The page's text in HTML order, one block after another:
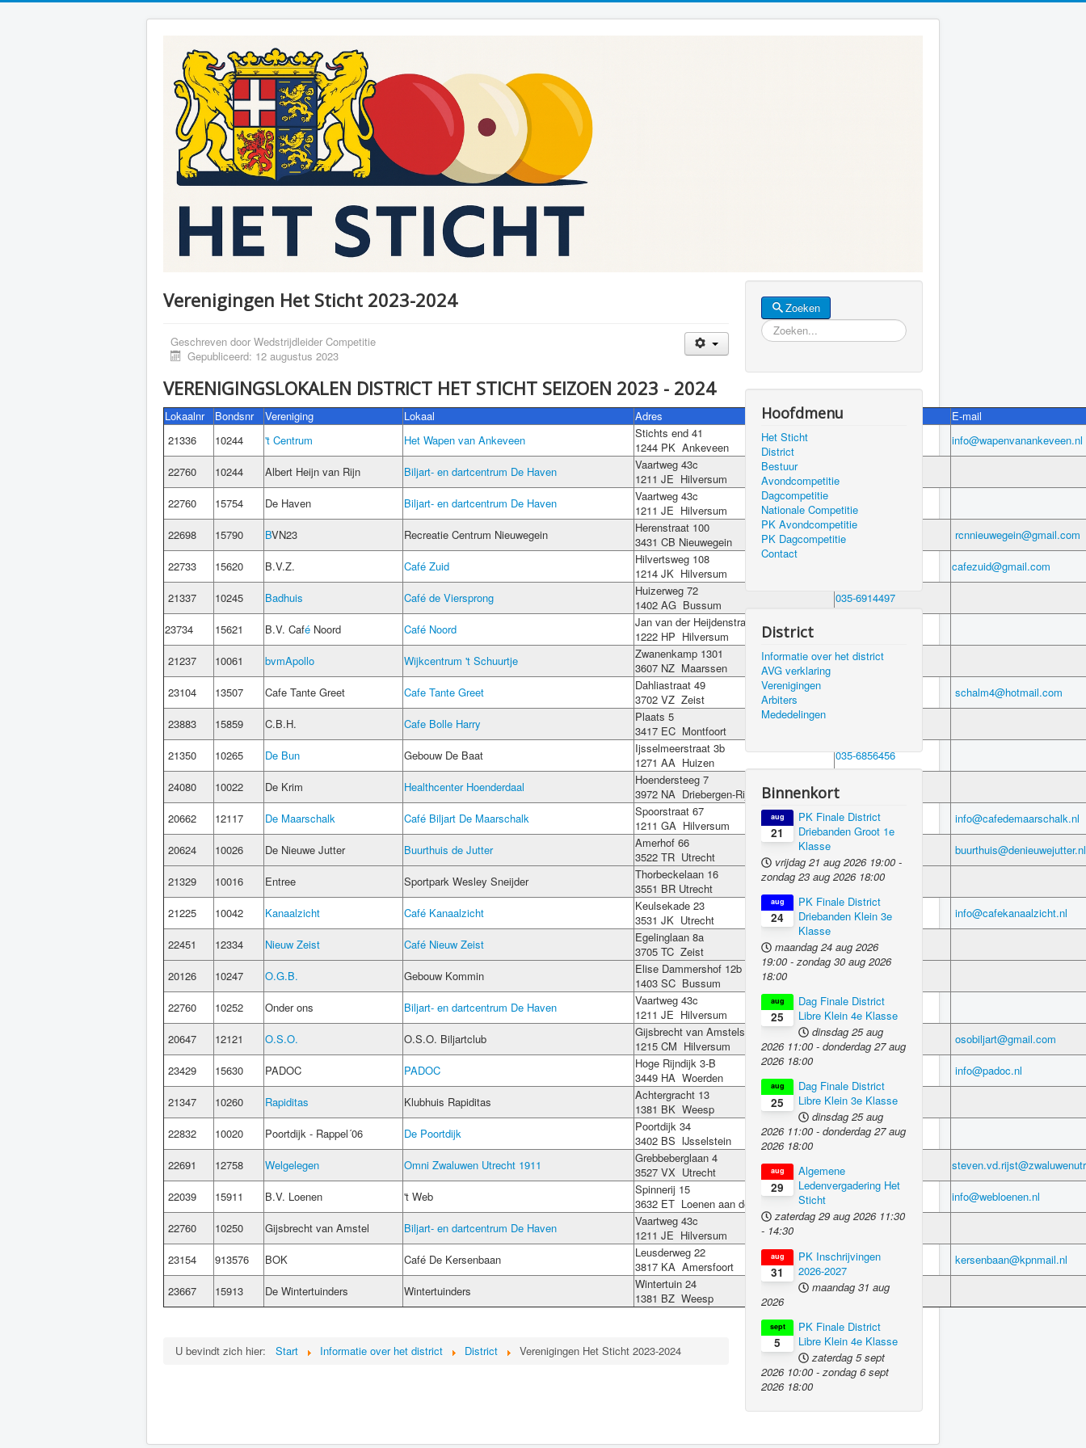
Verenigingen Het Sticht 2023-2024
Geschreven door Wedstrijdleider Competitie
Gepubliceerd: 12 augustus 2023
VERENIGINGSLOKALEN DISTRICT HET STICHT SEIZOEN 2023 - 2024
Lokaalnr Bondsnr Vereniging Lokaal Adres Telefoon
E-mail
21336
10244 't Centrum Het Wapen van Ankeveen
Stichts end 41
1244 PK Ankeveen
info@wapenvanankeveen.nl
22760 10244 Albert Heijn van Rijn Biljart- en dartcentrum De Haven
Vaartweg 43c
1211 JE Hilversum
22760 15754 De Haven Biljart- en dartcentrum De Haven
Vaartweg 43c
1211 JE Hilversum
22698 15790 BVN23 Recreatie Centrum Nieuwegein
Herenstraat 100
3431 CB Nieuwegein
06-48732111 rcnnieuwegein@gmail.com
22733 15620 B.V.Z. Café Zuid
Hilvertsweg 108
1214 JK Hilversum
cafezuid@gmail.com
21337 10245 Badhuis Café de Viersprong
Huizerweg 72
1402 AG Bussum
035-6914497
23734 15621 B.V. Café Noord Café Noord
Jan van der Heijdenstraat 9
1222 HP Hilversum
21237 10061 bvmApollo Wijkcentrum 't Schuurtje
Zwanenkamp 1301
3607 NZ Maarssen
0346-566600
23104 13507 Cafe Tante Greet Cafe Tante Greet
Dahliastraat 49
3702 VZ Zeist
schalm4@hotmail.com
23883 15859 C.B.H. Cafe Bolle Harry
Plaats 5
3417 EC Montfoort
21350 10265 De Bun Gebouw De Baat
Ijsselmeerstraat 3b
1271 AA Huizen
035-6856456
24080 10022 De Krim Healthcenter Hoenderdaal
Hoendersteeg 7
3972 NA Driebergen-Rijsenburg
0343-529333
20662 12117 De Maarschalk Café Biljart De Maarschalk
Spoorstraat 67
1211 GA Hilversum
035-6219853 info@cafedemaarschalk.nl
20624 10026 De Nieuwe Jutter Buurthuis de Jutter
Amerhof 66
3522 TR Utrecht
buurthuis@denieuwejutter.nl
21329 10016 Entree Sportpark Wesley Sneijder
Thorbeckelaan 16
3551 BR Utrecht
030-2443346
21225 10042 Kanaalzicht Café Kanaalzicht
Keulsekade 23
3531 JK Utrecht
030-2930066 info@cafekanaalzicht.nl
22451 12334 Nieuw Zeist Café Nieuw Zeist
Egelinglaan 8a
3705 TC Zeist
030-6958129
20126 10247 O.G.B. Gebouw Kommin
Elise Dammershof 12b
1403 SC Bussum
22760 10252 Onder ons Biljart- en dartcentrum De Haven
Vaartweg 43c
1211 JE Hilversum
035-6234481
20647 12121 O.S.O. O.S.O. Biljartclub
Gijsbrecht van Amstelstraat 299
1215 CM Hilversum
035-5446882 osobiljart@gmail.com
23429 15630 PADOC PADOC
Hoge Rijndijk 3-B
3449 HA Woerden
info@padoc.nl
21347 10260 Rapiditas Klubhuis Rapiditas
Achtergracht 13
1381 BK Weesp
0294-416893
22832 10020 Poortdijk - Rappel´06 De Poortdijk
Poortdijk 34
3402 BS IJsselstein
030-6882838
22691 12758 Welgelegen Omni Zwaluwen Utrecht 1911
Grebbeberglaan 4
3527 VX Utrecht
22039 15911 B.V. Loenen 't Web
Spinnerij 15
3632 ET Loenen aan de vecht
info@webloenen.nl
22760 10250 Gijsbrecht van Amstel Biljart- en dartcentrum De Haven
Vaartweg 43c
1211 JE Hilversum
035-6234481
23154 913576 BOK Café De Kersenbaan
Leusderweg 22
3817 KA Amersfoort
033-4480038 kersenbaan@kpnmail.nl
23667 15913 De Wintertuinders Wintertuinders
Wintertuin 24
1381 BZ Weesp
0294-481208
U bevindt zich hier: Start Informatie over het district District Verenigingen Het Sticht 2023-2024
Zoeken
Zoeken
Hoofdmenu
Het Sticht
District
Bestuur
Avondcompetitie
Dagcompetitie
Nationale Competitie
PK Avondcompetitie
PK Dagcompetitie
Contact
District
Informatie over het district
AVG verklaring
Verenigingen
Arbiters
Mededelingen
Binnenkort
21
aug
PK Finale District
Driebanden Groot 1e
Klasse
vrijdag 21 aug 2026 19:00 -
zondag 23 aug 2026 18:00
24
aug
PK Finale District
Driebanden Klein 3e
Klasse
maandag 24 aug 2026
19:00 - zondag 30 aug 2026
18:00
25
aug
Dag Finale District
Libre Klein 4e Klasse
dinsdag 25 aug
2026 11:00 - donderdag 27 aug
2026 18:00
25
aug
Dag Finale District
Libre Klein 3e Klasse
dinsdag 25 aug
2026 11:00 - donderdag 27 aug
2026 18:00
29
aug
Algemene
Ledenvergadering Het
Sticht
zaterdag 29 aug 2026 11:30
- 14:30
31
aug
PK Inschrijvingen
2026-2027
maandag 31 aug
2026
5
sept
PK Finale District
Libre Klein 4e Klasse
zaterdag 5 sept
2026 10:00 - zondag 6 sept
2026 18:00